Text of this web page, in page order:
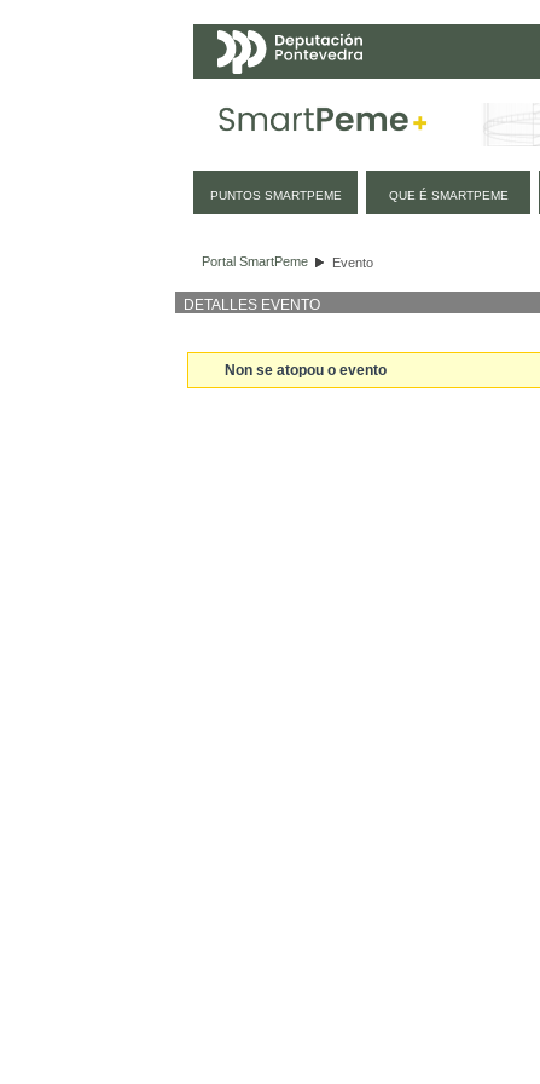
PUNTOS SMARTPEME QUE É SMARTPEME
Portal SmartPeme Evento
DETALLES EVENTO
Non se atopou o evento